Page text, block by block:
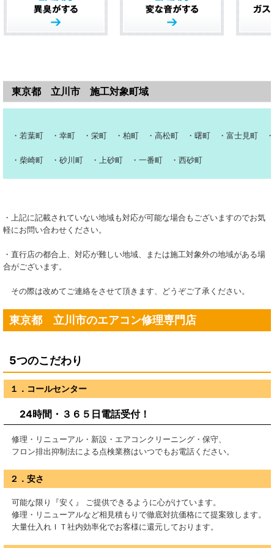
東京都 立川市 施工対象町域
・若葉町 ・幸町 ・栄町 ・柏町 ・高松町 ・曙町 ・富士見町
・柴崎町 ・砂川町 ・上砂町 ・一番町 ・西砂町
・上記に記載されていない地域も対応が可能な場合もございますのでお気
軽にお問い合わせください。
・直行店の都合上、対応が難しい地域、または施工対象外の地域がある場
合がございます。
その際は改めてご連絡をさせて頂きます、どうぞご了承ください。
東京都 立川市のエアコン修理専門店
5つのこだわり
１．コールセンター
24時間・３６５日電話受付！
修理・リニューアル・新設・エアコンクリーニング・保守、
フロン排出抑制法による点検業務はいつでもお電話ください。
２．安さ
可能な限り『安く』 ご提供できるように心がけています。
修理・リニューアルなど相見積もりで徹底対抗価格にて提案致します。
大量仕入れＩＴ社内効率化でお客様に還元しております。